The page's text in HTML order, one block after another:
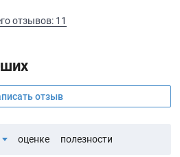
отзывов: 11
отзыв
оценке полезности